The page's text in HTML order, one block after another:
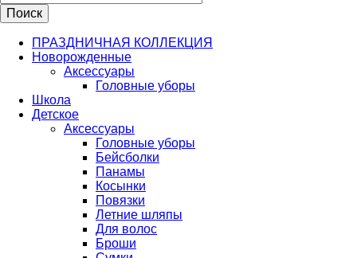
ПРАЗДНИЧНАЯ КОЛЛЕКЦИЯ
Новорожденные
Аксессуары
Головные уборы
Школа
Детское
Аксессуары
Головные уборы
Бейсболки
Панамы
Косынки
Повязки
Летние шляпы
Для волос
Броши